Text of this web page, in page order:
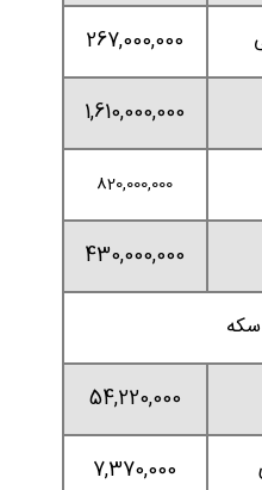
267,000,000
1,610,000,000
820,000,000
430,000,000
54,220,000
7,370,000